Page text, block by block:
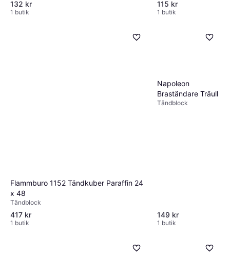
132 kr
1 butik
115 kr
1 butik
Flammburo 1152 Tändkuber Paraffin 24
x 48
Tändblock
417 kr
1 butik
Napoleon
Braständare Träull
Tändblock
149 kr
1 butik